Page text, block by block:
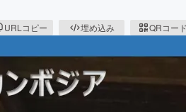
URLコピー 埋め込み QRコード